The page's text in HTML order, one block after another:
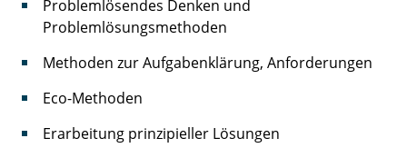
Problemlösendes Denken und
Problemlösungsmethoden
Methoden zur Aufgabenklärung, Anforderungen
Eco-Methoden
Erarbeitung prinzipieller Lösungen